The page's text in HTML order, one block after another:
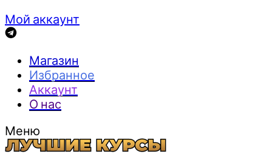
Мой аккаунт
Магазин
Избранное
Аккаунт
О нас
Меню